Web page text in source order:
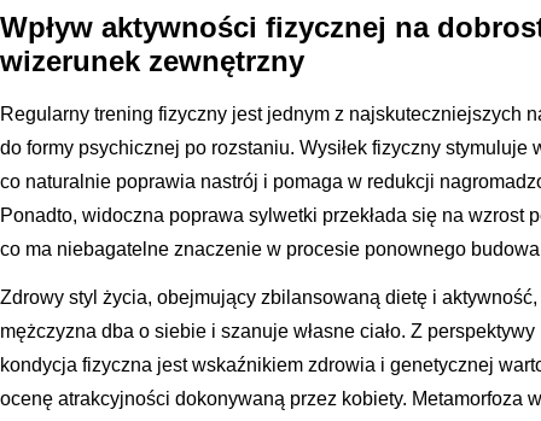
Wpływ aktywności fizycznej na
wizerunek zewnętrzny
Regularny trening fizyczny jest jednym z najskuteczniejszych
do formy psychicznej po rozstaniu. Wysiłek fizyczny
co naturalnie poprawia nastrój i pomaga w redukcji
Ponadto, widoczna poprawa sylwetki przekłada się na wzrost
co ma niebagatelne znaczenie w procesie ponownego
Zdrowy styl życia, obejmujący zbilansowaną dietę i
mężczyzna dba o siebie i szanuje własne ciało. Z
kondycja fizyczna jest wskaźnikiem zdrowia i genetycznej
ocenę atrakcyjności dokonywaną przez kobiety. Metamorfoza